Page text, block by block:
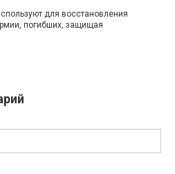
для восстановления
погибших, защищая